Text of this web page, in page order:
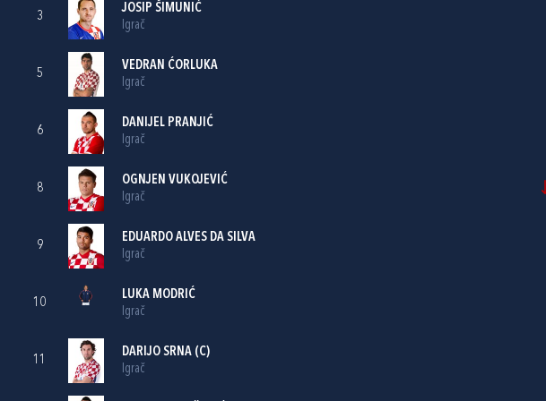
3
JOSIP ŠIMUNIĆ
Igrač
5
VEDRAN ĆORLUKA
Igrač
6
DANIJEL PRANJIĆ
Igrač
8
OGNJEN VUKOJEVIĆ
Igrač
9
EDUARDO ALVES DA SILVA
Igrač
10
LUKA MODRIĆ
Igrač
11
DARIJO SRNA (C)
Igrač